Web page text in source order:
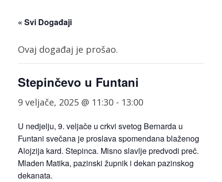
« Svi Događaji
Ovaj događaj je prošao.
Stepinčevo u Funtani
9 veljače, 2025 @ 11:30 - 13:00
U nedjelju, 9. veljače u crkvi svetog Bernarda u
Funtani svečana je proslava spomendana blaženog
Alojzija kard. Stepinca. Misno slavlje predvodi preč.
Mladen Matika, pazinski župnik i dekan pazinskog
dekanata.